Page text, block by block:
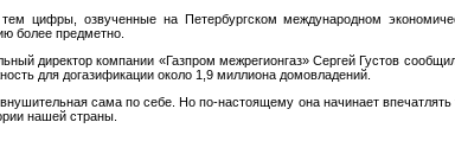
цифры, озвученные на Петербургском международном
более предметно.
директор компании «Газпром межрегионгаз» Сергей Густов
для догазификации около 1,9 миллиона домовладений.
сама по себе. Но по-настоящему она начинает впечатлять
нашей страны.